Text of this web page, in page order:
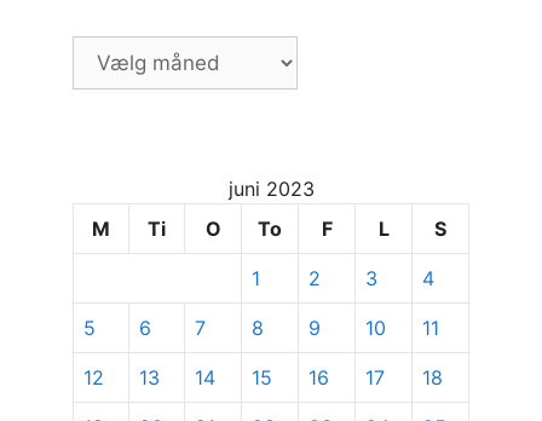
Vælg
måned
specifikke
juni 2023
M
Ti O To F L S
1 2 3 4
5 6 7 8 9 10 11
12 13 14 15 16 17 18